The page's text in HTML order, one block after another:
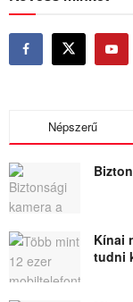
Népszerű
Kínai
tudni